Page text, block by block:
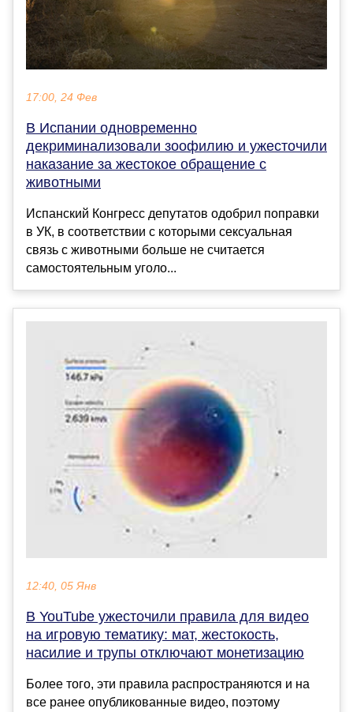
17:00, 24 Фев
В Испании одновременно
декриминализовали зоофилию и ужесточили
наказание за жестокое обращение с
животными
Испанский Конгресс депутатов одобрил поправки
в УК, в соответствии с которыми сексуальная
связь с животными больше не считается
самостоятельным уголо...
12:40, 05 Янв
В YouTube ужесточили правила для видео
на игровую тематику: мат, жестокость,
насилие и трупы отключают монетизацию
Более того, эти правила распространяются и на
все ранее опубликованные видео, поэтому